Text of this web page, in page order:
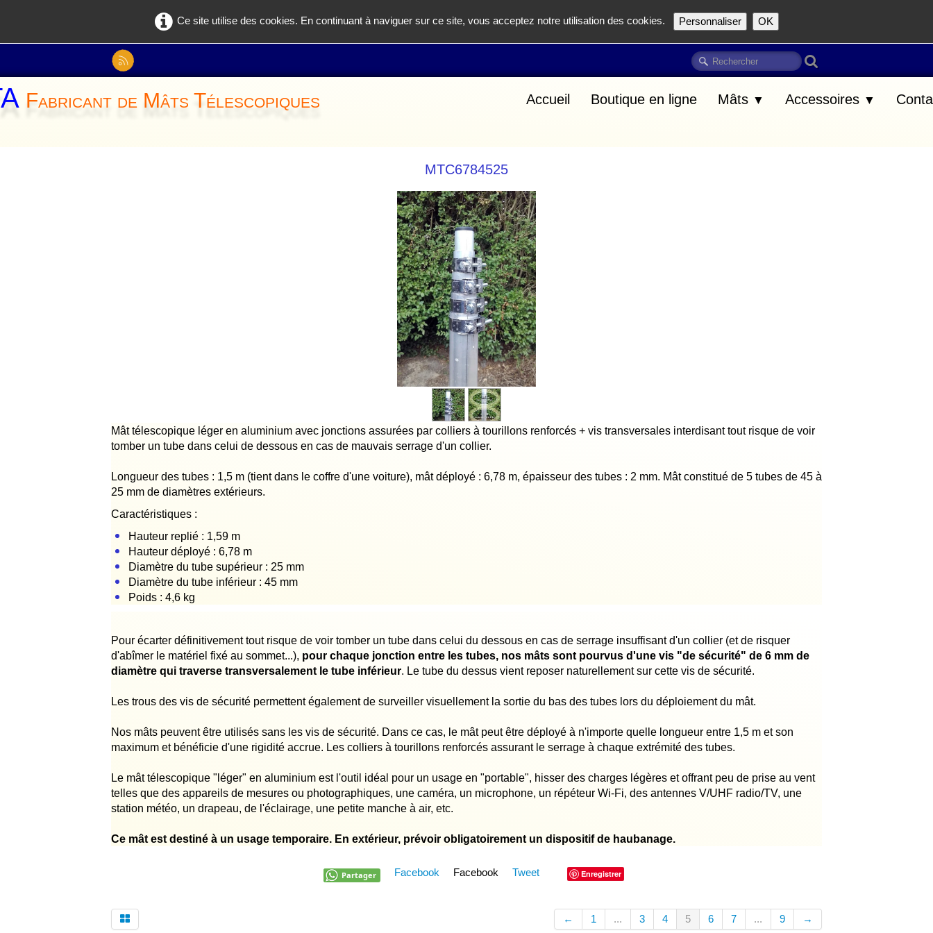
Ce site utilise des cookies. En continuant à naviguer sur ce site, vous acceptez notre utilisation des cookies. Personnaliser OK
Fabricant de Mâts Télescopiques Accueil Boutique en ligne Mâts ▼ Accessoires ▼
MTC6784525
Mât télescopique léger en aluminium avec jonctions assurées par colliers à tourillons renforcés + vis transversales interdisant tout risque de voir
tomber un tube dans celui de dessous en cas de mauvais serrage d'un collier.
Longueur des tubes : 1,5 m (tient dans le coffre d'une voiture), mât déployé : 6,78 m, épaisseur des tubes : 2 mm. Mât constitué de 5 tubes de 45 à
25 mm de diamètres extérieurs.
Caractéristiques :
Hauteur replié : 1,59 m
Hauteur déployé : 6,78 m
Diamètre du tube supérieur : 25 mm
Diamètre du tube inférieur : 45 mm
Poids : 4,6 kg
Pour écarter définitivement tout risque de voir tomber un tube dans celui du dessous en cas de serrage insuffisant d'un collier (et de risquer
d'abîmer le matériel fixé au sommet...), pour chaque jonction entre les tubes, nos mâts sont pourvus d'une vis "de sécurité" de 6 mm de
diamètre qui traverse transversalement le tube inférieur. Le tube du dessus vient reposer naturellement sur cette vis de sécurité.
Les trous des vis de sécurité permettent également de surveiller visuellement la sortie du bas des tubes lors du déploiement du mât.
Nos mâts peuvent être utilisés sans les vis de sécurité. Dans ce cas, le mât peut être déployé à n'importe quelle longueur entre 1,5 m et son
maximum et bénéficie d'une rigidité accrue. Les colliers à tourillons renforcés assurant le serrage à chaque extrémité des tubes.
Le mât télescopique "léger" en aluminium est l'outil idéal pour un usage en "portable", hisser des charges légères et offrant peu de prise au vent
telles que des appareils de mesures ou photographiques, une caméra, un microphone, un répéteur Wi-Fi, des antennes V/UHF radio/TV, une
station météo, un drapeau, de l'éclairage, une petite manche à air, etc.
Ce mât est destiné à un usage temporaire. En extérieur, prévoir obligatoirement un dispositif de haubanage.
Partager Facebook Facebook Tweet Enregistrer
← 1 ... 3 4 5 6 7 ... 9 →